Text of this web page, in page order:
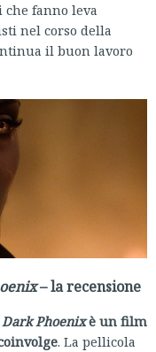
fanno leva
nel corso della
il buon lavoro
– la recensione
Phoenixè un film
. La pellicola